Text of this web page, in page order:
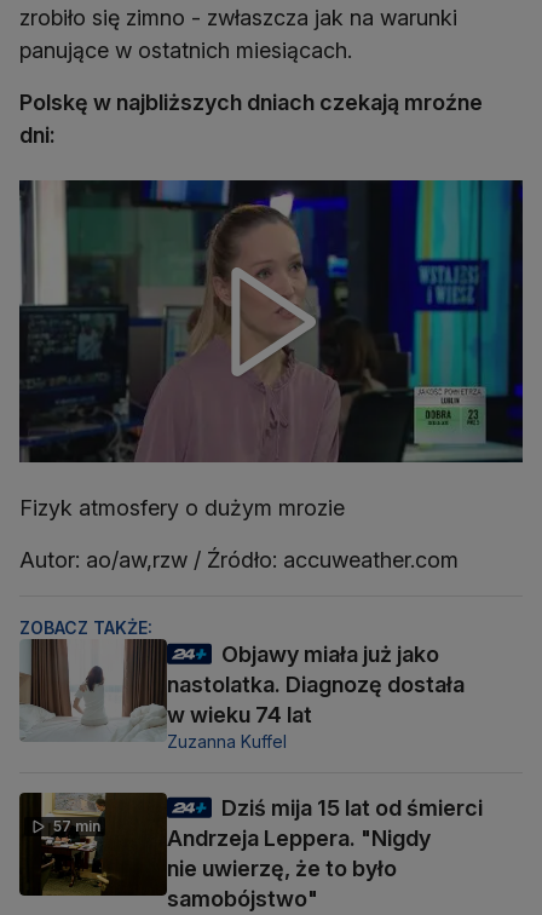
zrobiło się zimno - zwłaszcza jak na warunki
panujące w ostatnich miesiącach.
Polskę w najbliższych dniach czekają mroźne
dni:
Fizyk atmosfery o dużym mrozie
Autor: ao/aw,rzw / Źródło: accuweather.com
ZOBACZ TAKŻE:
Objawy miała już jako
nastolatka. Diagnozę dostała
w wieku 74 lat
Zuzanna Kuffel
57 min
Dziś mija 15 lat od śmierci
Andrzeja Leppera. "Nigdy
nie uwierzę, że to było
samobójstwo"